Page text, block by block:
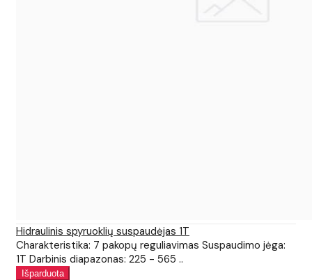
Hidraulinis spyruoklių suspaudėjas 1T
Charakteristika: 7 pakopų reguliavimas Suspaudimo jėga:
1T Darbinis diapazonas: 225 - 565 ..